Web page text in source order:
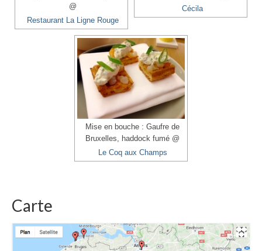
@
Restaurant La Ligne Rouge
Cécila
Mise en bouche : Gaufre de
Bruxelles, haddock fumé @
Le Coq aux Champs
Carte